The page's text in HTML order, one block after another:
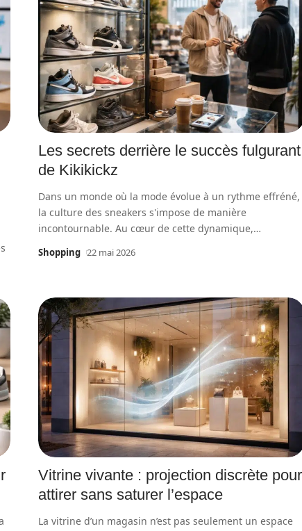
Les secrets derrière le succès fulgurant
de Kikikickz
Dans un monde où la mode évolue à un rythme effréné,
la culture des sneakers s'impose de manière
incontournable. Au cœur de cette dynamique,…
Shopping 22 mai 2026
Vitrine vivante : projection discrète pour
attirer sans saturer l’espace
La vitrine d’un magasin n’est pas seulement un espace